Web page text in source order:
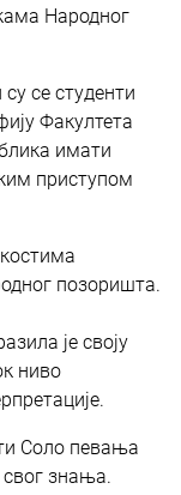
Народног
се студенти
Факултета
имати
приступом
позоришта.
је своју
ниво
Соло певања
знања.